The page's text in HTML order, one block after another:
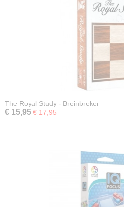
The Royal Study - Breinbreker
€ 15,95 € 17,95